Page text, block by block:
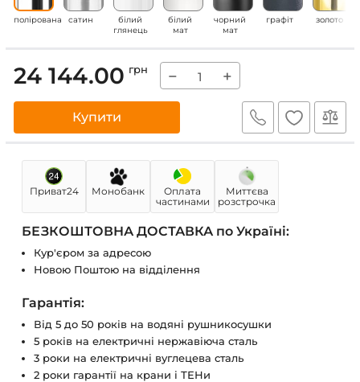
полірована сатин
білий
глянець
білий
мат
чорний
мат
графіт золото
24 144.00 грн − +
Купити
Приват24 Монобанк
Оплата
частинами
Миттєва
розстрочка
БЕЗКОШТОВНА ДОСТАВКА по Україні:
Кур'єром за адресою
Новою Поштою на відділення
Гарантія:
Від 5 до 50 років на водяні рушникосушки
5 років на електричні нержавіюча сталь
3 роки на електричні вуглецева сталь
2 роки гарантії на крани і ТЕНи